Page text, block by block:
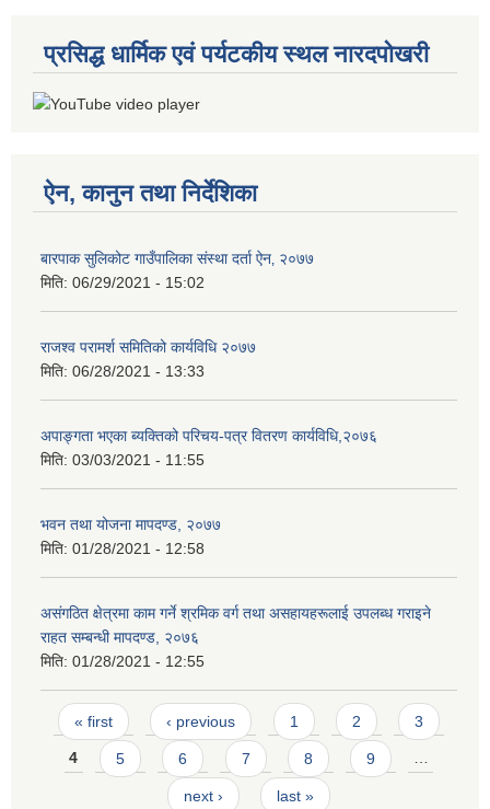
प्रसिद्ध धार्मिक एवं पर्यटकीय स्थल नारदपोखरी
ऐन, कानुन तथा निर्देशिका
बारपाक सुलिकोट गाउँपालिका संस्था दर्ता ऐन‚ २०७७
मिति: 06/29/2021 - 15:02
राजश्व परामर्श समितिको कार्यविधि २०७७
मिति: 06/28/2021 - 13:33
अपाङ्गता भएका ब्यक्तिको परिचय-पत्र वितरण कार्यविधि,२०७६
मिति: 03/03/2021 - 11:55
भवन तथा योजना मापदण्ड, २०७७
मिति: 01/28/2021 - 12:58
असंगठित क्षेत्रमा काम गर्ने श्रमिक वर्ग तथा असहायहरूलाई उपलब्ध गराइने
राहत सम्बन्धी मापदण्ड, २०७६
मिति: 01/28/2021 - 12:55
Pages
« first ‹ previous 1 2 3
4 5 6 7 8 9 …
next › last »